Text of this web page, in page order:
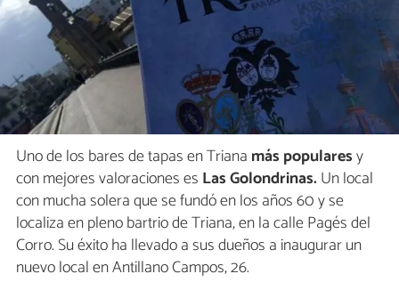
Uno de los bares de tapas en Triana más popularesy
con mejores valoraciones es Las Golondrinas.Un local
con mucha solera que se fundó en los años 60 y se
localiza en pleno bartrio de Triana, en la calle Pagés del
Corro. Su éxito ha llevado a sus dueños a inaugurar un
nuevo local en Antillano Campos, 26.